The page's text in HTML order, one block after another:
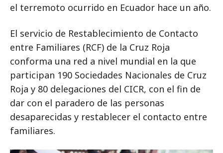
el terremoto ocurrido en Ecuador hace un año.
El servicio de Restablecimiento de Contacto
entre Familiares (RCF) de la Cruz Roja
conforma una red a nivel mundial en la que
participan 190 Sociedades Nacionales de Cruz
Roja y 80 delegaciones del CICR, con el fin de
dar con el paradero de las personas
desaparecidas y restablecer el contacto entre
familiares.